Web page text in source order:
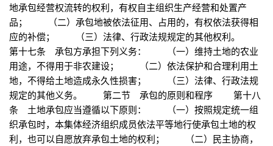
地承包经营权流转的权利，有权自主组织生产经营和处置产
品； （二）承包地被依法征用、占用的，有权依法获得相
应的补偿； （三）法律、行政法规规定的其他权利。
第十七条 承包方承担下列义务： （一）维持土地的农业
用途，不得用于非农建设； （二）依法保护和合理利用土
地，不得给土地造成永久性损害； （三）法律、行政法规
规定的其他义务。 第二节 承包的原则和程序 第十八
条 土地承包应当遵循以下原则： （一）按照规定统一组
织承包时，本集体经济组织成员依法平等地行使承包土地的权
利，也可以自愿放弃承包土地的权利； （二）民主协商，